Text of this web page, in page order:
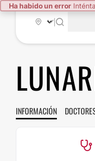
Ha habido un error
INFORMACIÓN